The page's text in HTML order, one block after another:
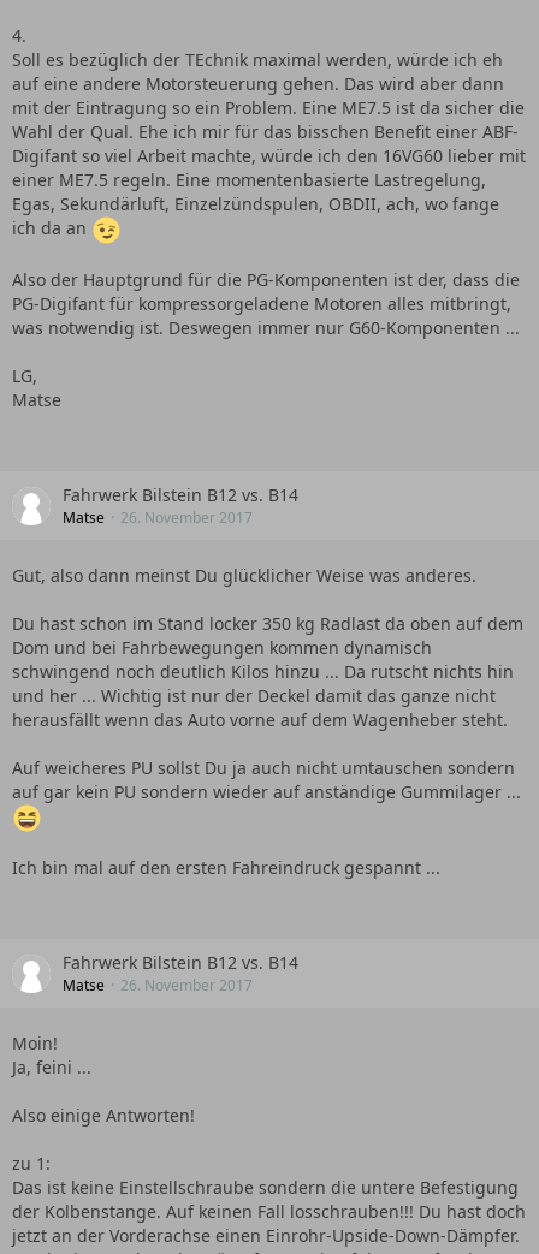
4.
Soll es bezüglich der TEchnik maximal werden, würde ich eh
auf eine andere Motorsteuerung gehen. Das wird aber dann
mit der Eintragung so ein Problem. Eine ME7.5 ist da sicher die
Wahl der Qual. Ehe ich mir für das bisschen Benefit einer ABF-
Digifant so viel Arbeit machte, würde ich den 16VG60 lieber mit
einer ME7.5 regeln. Eine momentenbasierte Lastregelung,
Egas, Sekundärluft, Einzelzündspulen, OBDII, ach, wo fange
ich da an
Also der Hauptgrund für die PG-Komponenten ist der, dass die
PG-Digifant für kompressorgeladene Motoren alles mitbringt,
was notwendig ist. Deswegen immer nur G60-Komponenten ...
LG,
Matse
Fahrwerk Bilstein B12 vs. B14
Matse 26. November 2017
Gut, also dann meinst Du glücklicher Weise was anderes.
Du hast schon im Stand locker 350 kg Radlast da oben auf dem
Dom und bei Fahrbewegungen kommen dynamisch
schwingend noch deutlich Kilos hinzu ... Da rutscht nichts hin
und her ... Wichtig ist nur der Deckel damit das ganze nicht
herausfällt wenn das Auto vorne auf dem Wagenheber steht.
Auf weicheres PU sollst Du ja auch nicht umtauschen sondern
auf gar kein PU sondern wieder auf anständige Gummilager ...
Ich bin mal auf den ersten Fahreindruck gespannt ...
Fahrwerk Bilstein B12 vs. B14
Matse 26. November 2017
Moin!
Ja, feini ...
Also einige Antworten!
zu 1:
Das ist keine Einstellschraube sondern die untere Befestigung
der Kolbenstange. Auf keinen Fall losschrauben!!! Du hast doch
jetzt an der Vorderachse einen Einrohr-Upside-Down-Dämpfer.